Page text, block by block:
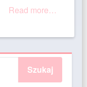
Read more…